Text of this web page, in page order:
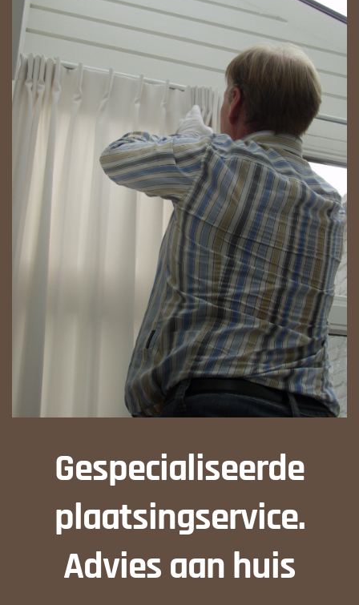
Gespecialiseerde
plaatsingservice.
Advies aan huis